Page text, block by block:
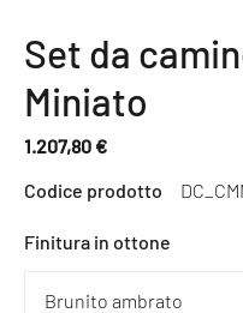
Set da
Miniato
1.207,80 €
Prezzo
normale
Codice prodotto
Finitura in ottone